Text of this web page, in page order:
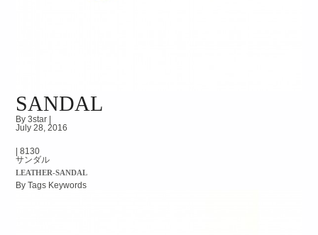
SANDAL
By 3star |
July 28, 2016
|8130
サンダル
LEATHER-SANDAL
By Tags Keywords